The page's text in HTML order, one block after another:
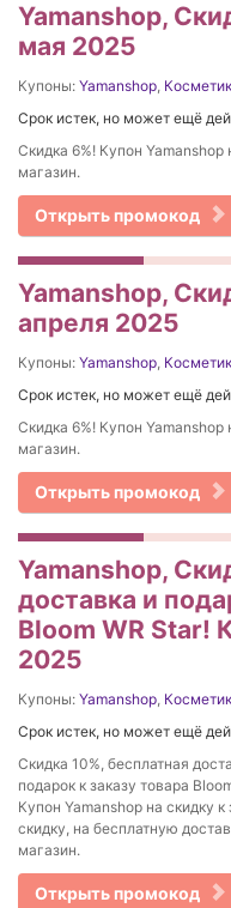
Yamanshop,
мая 2025
Купоны: Yamanshop,
Срок истек, но может ещё
Скидка 6%! Купон Yamanshop
магазин.
Открыть промокод
Yamanshop,
апреля 2025
Купоны: Yamanshop,
Срок истек, но может ещё
Скидка 6%! Купон Yamanshop
магазин.
Открыть промокод
Yamanshop,
доставка и
Bloom WR Star!
2025
Купоны: Yamanshop,
Срок истек, но может ещё
Скидка 10%, бесплатная
подарок к заказу товара
Купон Yamanshop на скидку к
скидку, на бесплатную
магазин.
Открыть промокод